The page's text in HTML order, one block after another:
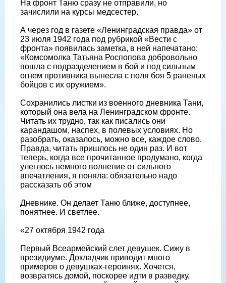
На фронт Таню сразу не отправили, но
зачислили на курсы медсестер.
А через год в газете «Ленинградская правда» от
23 июля 1942 года под рубрикой «Вести с
фронта» появилась заметка, в ней напечатано:
«Комсомолка Татьяна Роспопова добровольно
пошла с подразделением в бой и под сильным
огнем противника вынесла с поля боя 5 раненых
бойцов с их оружием».
Сохранились листки из военного дневника Тани,
который она вела на Ленинградском фронте.
Читать их трудно, так как писались они
карандашом, наспех, в полевых условиях. Но
разобрать, оказалось, можно все, каждое слово.
Правда, читать пришлось не один раз. И вот
теперь, когда все прочитанное продумано, когда
улеглось немного волнение от сильного
впечатления, я поняла: обязательно надо
рассказать об этом
Дневнике. Он делает Таню ближе, доступнее,
понятнее. И светлее.
«27 октября 1942 года
Первый Всеармейский слет девушек. Сижу в
президиуме. Докладчик приводит много
примеров о девушках-героинях. Хочется,
возвратясь домой, поскорее идти в разведку,